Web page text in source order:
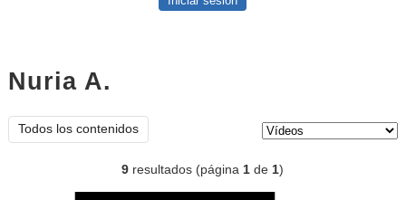
Nuria A.
Todos los contenidos
9 resultados (página1 de1)